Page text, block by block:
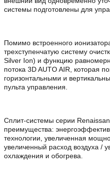
системы подготовлены для
Помимо встроенного
трехступенчатую систему
Silver Ion) и функцию
потока 3D AUTO AIR, которая
горизонтальными и
пульта управления.
Сплит-системы серии
преимущества:
технологии, увеличенная
увеличенный расход воздуха /
охлаждения и обогрева.